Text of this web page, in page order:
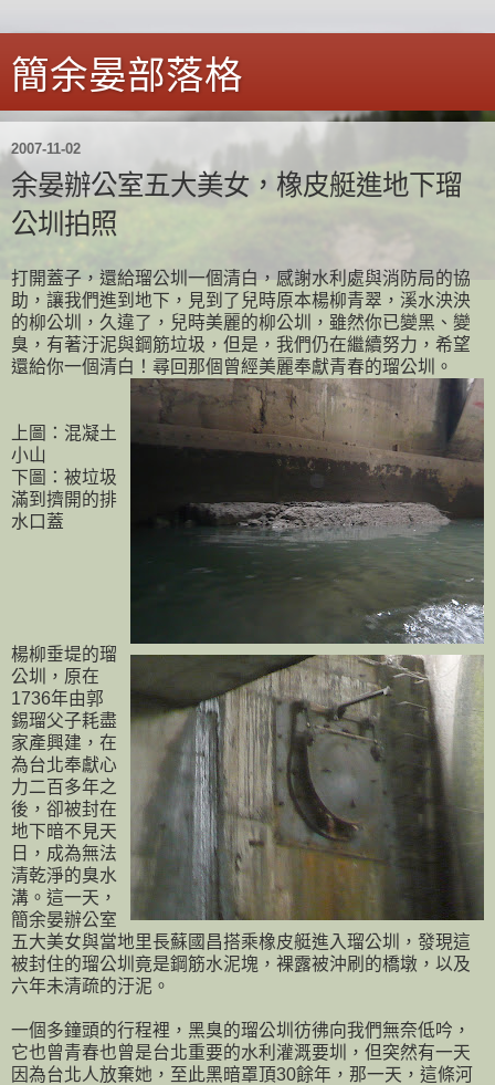
簡余晏部落格
2007-11-02
余晏辦公室五大美女，橡皮艇進地下瑠
公圳拍照
打開蓋子，還給瑠公圳一個清白，感謝水利處與消防局的協
助，讓我們進到地下，見到了兒時原本楊柳青翠，溪水泱泱
的柳公圳，久違了，兒時美麗的柳公圳，雖然你已變黑、變
臭，有著汙泥與鋼筋垃圾，但是，我們仍在繼續努力，希望
還給你一個清白！尋回那個曾經美麗奉獻青春的瑠公圳。
上圖：混凝土
小山
下圖：被垃圾
滿到擠開的排
水口蓋
楊柳垂堤的瑠
公圳，原在
1736年由郭
錫瑠父子耗盡
家產興建，在
為台北奉獻心
力二百多年之
後，卻被封在
地下暗不見天
日，成為無法
清乾淨的臭水
溝。這一天，
簡余晏辦公室
五大美女與當地里長蘇國昌搭乘橡皮艇進入瑠公圳，發現這
被封住的瑠公圳竟是鋼筋水泥塊，裸露被沖刷的橋墩，以及
六年未清疏的汙泥。
一個多鐘頭的行程裡，黑臭的瑠公圳彷彿向我們無奈低吟，
它也曾青春也曾是台北重要的水利灌溉要圳，但突然有一天
因為台北人放棄她，至此黑暗罩頂30餘年，那一天，這條河